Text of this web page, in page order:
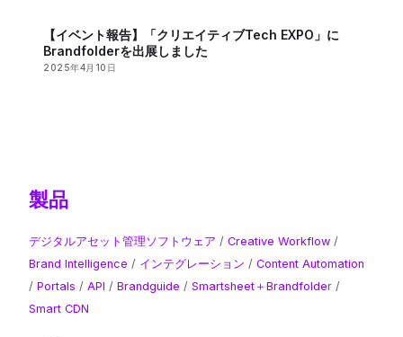
【イベント報告】「クリエイティブTech EXPO」に
Brandfolderを出展しました
2025年4月10日
製品
デジタルアセット管理ソフトウェア /Creative Workflow /
Brand Intelligence ​ / インテグレーション /Content Automation
/Portals /API /Brandguide /Smartsheet＋Brandfolder /
Smart CDN